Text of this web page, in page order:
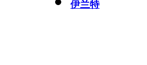
伊兰特